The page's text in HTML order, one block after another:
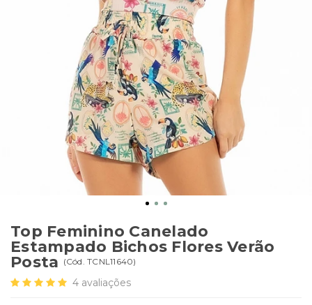
Top Feminino Canelado
Estampado Bichos Flores Verão
Posta (Cód. TCNL11640)
4 avaliações